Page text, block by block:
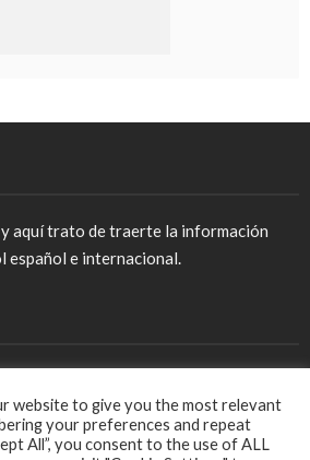
y aquí trato de traerte la información
español e internacional.
website to give you the most relevant
your preferences and repeat
All”, you consent to the use of ALL